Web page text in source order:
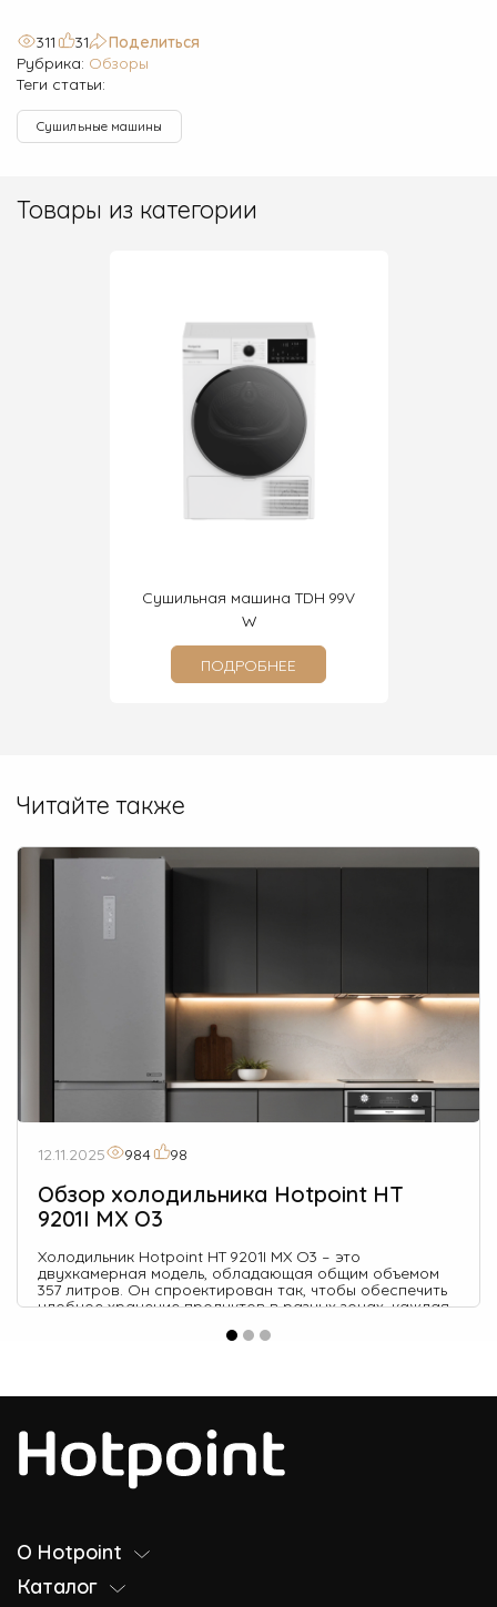
311 31
Поделиться
Рубрика: Обзоры
Теги статьи:
Сушильные машины
Товары из категории
Сушильная машина TDH 99V
W
ПОДРОБНЕЕ
Читайте также
12.11.2025 984 98
Обзор холодильника Hotpoint HT
9201I MX O3
Холодильник Hotpoint HT 9201I MX O3 – это
двухкамерная модель, обладающая общим объемом
357 литров. Он спроектирован так, чтобы обеспечить
удобное хранение продуктов в разных зонах, каждая
О Hotpoint
Каталог